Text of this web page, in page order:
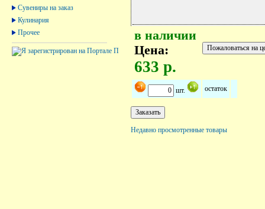
Сувениры на заказ
Кулинария
Прочее
в наличии
Цена:
633 р.
шт. остаток
Недавно просмотренные товары